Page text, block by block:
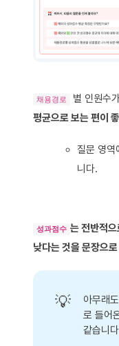
채용경로 별 인원수
평균으로 보는 편이
질문 영역
니다.
성과점수 는 전반적
낮다는 것을 문장으
💡
아무래
로 들어
같습니